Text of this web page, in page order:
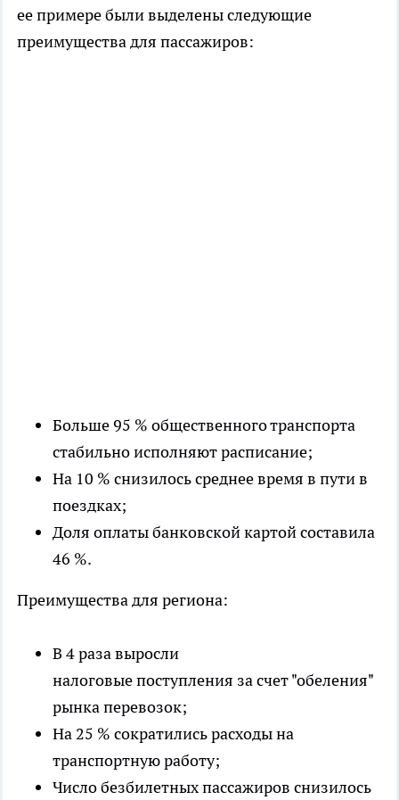
ее примере были выделены следующие
преимущества для пассажиров:
Больше 95 % общественного транспорта
стабильно исполняют расписание;
На 10 % снизилось среднее время в пути в
поездках;
Доля оплаты банковской картой составила
46 %.
Преимущества для региона:
В 4 раза выросли
налоговые поступления за счет "обеления"
рынка перевозок;
На 25 % сократились расходы на
транспортную работу;
Число безбилетных пассажиров снизилось